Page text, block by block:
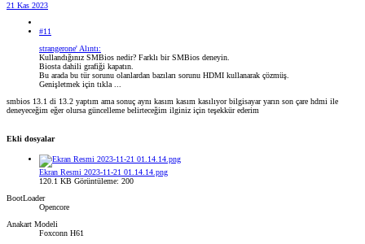
21 Kas 2023
#11
strangerone' Alıntı:
Kullandığınız SMBios nedir? Farklı bir SMBios deneyin.
Biosta dahili grafiği kapatın.
Bu arada bu tür sorunu olanlardan bazıları sorunu HDMI kullanarak çözmüş.
Genişletmek için tıkla ...
smbios 13.1 di 13.2 yaptım ama sonuç aynı kasım kasım kasılıyor bilgisayar yarın son çare hdmi ile
deneyeceğim eğer olursa güncelleme belirteceğim ilginiz için teşekkür ederim
Ekli dosyalar
Ekran Resmi 2023-11-21 01.14.14.png
120.1 KB Görüntüleme: 200
BootLoader
Opencore
Anakart Modeli
Foxconn H61